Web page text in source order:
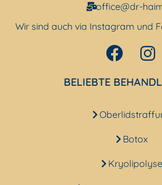
office@dr-
Wir sind auch via Instagram und
BELIEBTE
Botox
Kryolipolyse